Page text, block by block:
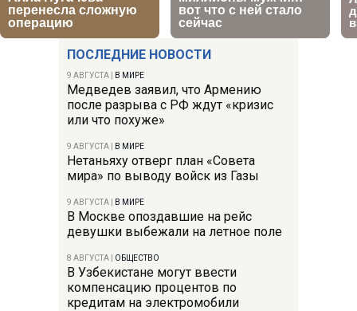
ПОСЛЕДНИЕ НОВОСТИ
9 АВГУСТА В МИРЕ
Медведев заявил, что Армению
после разрыва с РФ ждут «кризис
или что похуже»
9 АВГУСТА В МИРЕ
Нетаньяху отверг план «Совета
мира» по выводу войск из Газы
9 АВГУСТА В МИРЕ
В Москве опоздавшие на рейс
девушки выбежали на летное поле
8 АВГУСТА ОБЩЕСТВО
В Узбекистане могут ввести
компенсацию процентов по
кредитам на электромобили